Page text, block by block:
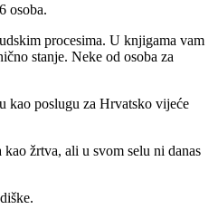
osoba.
procesima. U knjigama vam
stanje. Neke od osoba za
kao poslugu za Hrvatsko vijeće
žrtva, ali u svom selu ni danas